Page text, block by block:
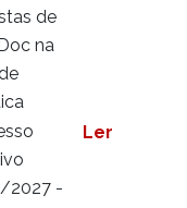
de
na
2027 -
Ler mais